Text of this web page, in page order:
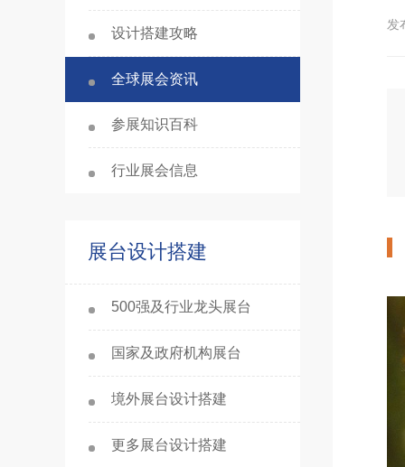
设计搭建攻略
全球展会资讯
参展知识百科
行业展会信息
展台设计搭建
500强及行业龙头展台
国家及政府机构展台
境外展台设计搭建
更多展台设计搭建
发